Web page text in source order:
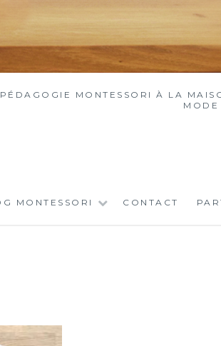
MONTESSORI À LA
MONTESSORI CONTACT